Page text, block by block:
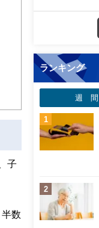
子
数
ランキング
週 間